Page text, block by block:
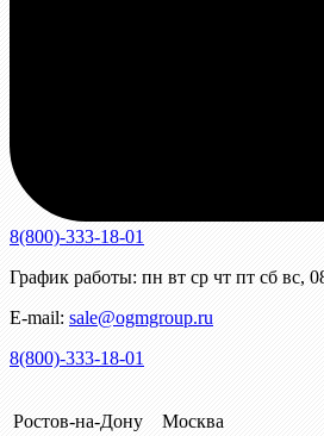
8(800)-333-18-01
График работы: пн вт ср чт пт сб вс,
E-mail: sale@ogmgroup.ru
8(800)-333-18-01
Ростов-на-Дону
Москва